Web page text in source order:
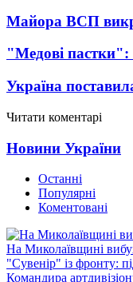
Майора ВСП
"Медові пастки":
Україна
Читати коментарі
Новини України
Останні
Популярні
Коментовані
На Миколаївщині
"Сувенір" із фронту:
Командира